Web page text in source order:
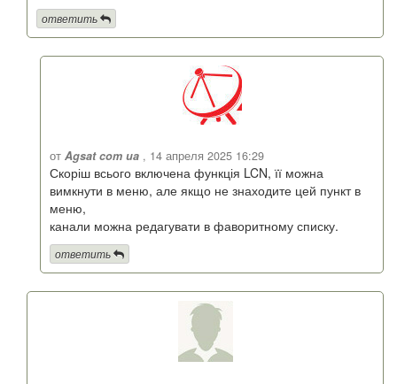
ответить
от Agsat com ua , 14 апреля 2025 16:29
Скоріш всього включена функція LCN, її можна
вимкнути в меню, але якщо не знаходите цей пункт в
меню,
канали можна редагувати в фаворитному списку.
ответить